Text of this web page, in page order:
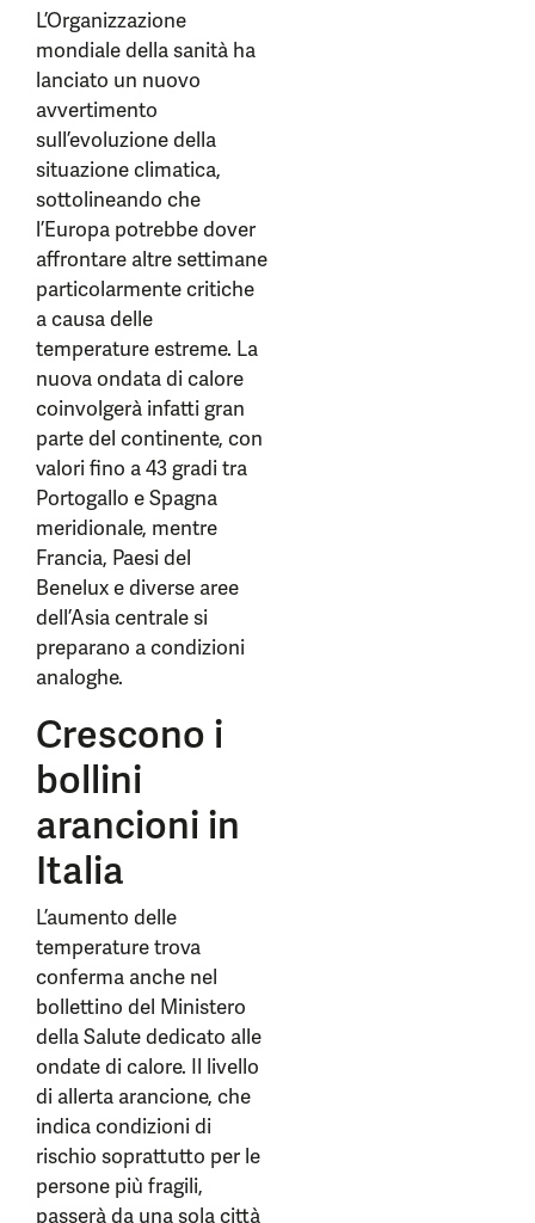
L’Organizzazione
mondiale della sanità ha
lanciato un nuovo
avvertimento
sull’evoluzione della
situazione climatica,
sottolineando che
l’Europa potrebbe dover
affrontare altre settimane
particolarmente critiche
a causa delle
temperature estreme. La
nuova ondata di calore
coinvolgerà infatti gran
parte del continente, con
valori fino a 43 gradi tra
Portogallo e Spagna
meridionale, mentre
Francia, Paesi del
Benelux e diverse aree
dell’Asia centrale si
preparano a condizioni
analoghe.
Crescono i
bollini
arancioni in
Italia
L’aumento delle
temperature trova
conferma anche nel
bollettino del Ministero
della Salute dedicato alle
ondate di calore. Il livello
di allerta arancione, che
indica condizioni di
rischio soprattutto per le
persone più fragili,
passerà da una sola città